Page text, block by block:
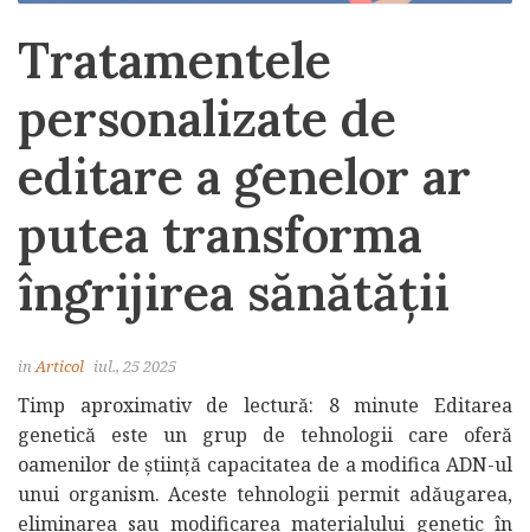
Tratamentele
personalizate de
editare a genelor ar
putea transforma
îngrijirea sănătății
inArticol iul., 25 2025
Timp aproximativ de lectură: 8 minute Editarea
genetică este un grup de tehnologii care oferă
oamenilor de știință capacitatea de a modifica ADN-ul
unui organism. Aceste tehnologii permit adăugarea,
eliminarea sau modificarea materialului genetic în